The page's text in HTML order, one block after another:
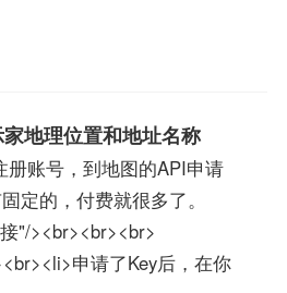
地理位置和地址名称
册账号，到地图的API申请
定的，付费就很多了。
"/><br><br><br>
申请了Key后，在你